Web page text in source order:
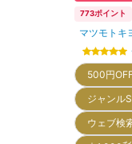
773ポイント
マツモトキ
500円
ジャンル
ウェブ検